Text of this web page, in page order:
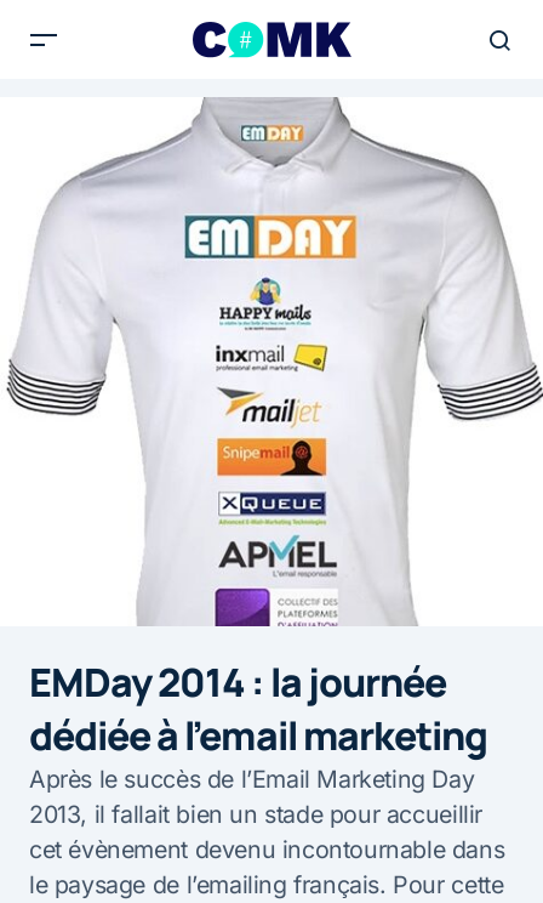
EMDay 2014 : la journée
dédiée à l’email marketing
Après le succès de l’Email Marketing Day
2013, il fallait bien un stade pour accueillir
cet évènement devenu incontournable dans
le paysage de l’emailing français. Pour cette